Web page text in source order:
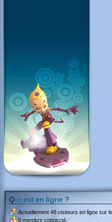
Qui est en ligne ?
Actuellement 48 visiteurs en ligne sur
0 membre connecté.